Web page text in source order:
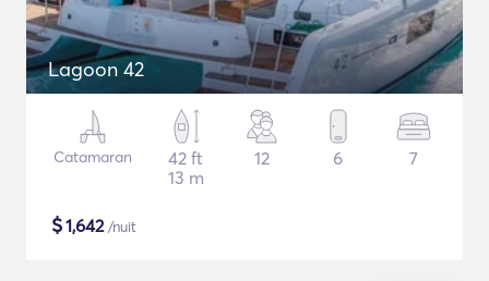
Lagoon 42
Catamaran
42 ft
13 m
12 6 7
$1,642/nuit